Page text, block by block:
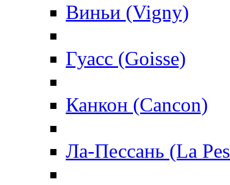
Виньи (Vigny)
Гуасс (Goisse)
Канкон (Cancon)
Ла-Пессань (La